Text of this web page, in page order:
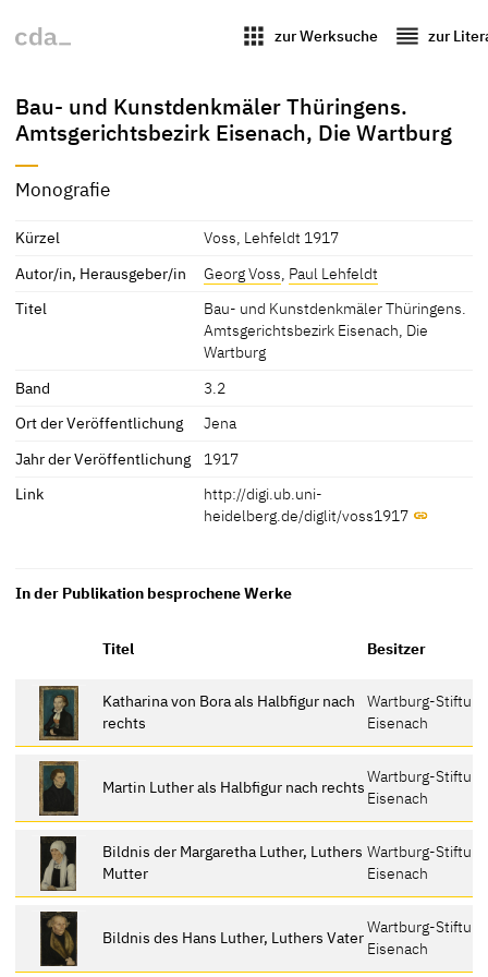
apps zur Werksuche reorder zur
Bau- und Kunstdenkmäler Thüringens.
Amtsgerichtsbezirk Eisenach, Die Wartburg
Monografie
Kürzel
Voss, Lehfeldt 1917
Autor/in, Herausgeber/in
Georg Voss, Paul Lehfeldt
Titel
Bau- und Kunstdenkmäler Thüringens.
Amtsgerichtsbezirk Eisenach, Die
Wartburg
Band
3.2
Ort der Veröffentlichung
Jena
Jahr der Veröffentlichung
1917
Link
http://digi.ub.uni-
heidelberg.de/diglit/voss1917
In der Publikation besprochene Werke
Titel Besitzer
Katharina von Bora als Halbfigur nach
rechts
Wartburg-
Eisenach
Martin Luther als Halbfigur nach rechts
Wartburg-
Eisenach
Bildnis der Margaretha Luther, Luthers
Mutter
Wartburg-
Eisenach
Bildnis des Hans Luther, Luthers Vater
Wartburg-
Eisenach